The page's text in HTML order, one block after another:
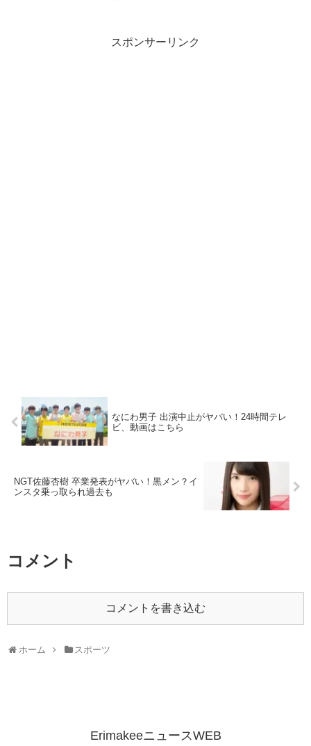
スポンサーリンク
なにわ男子 出演中止がヤバい！24時間テレ
ビ、動画はこちら
NGT佐藤杏樹 卒業発表がヤバい！黒メン？イ
ンスタ乗っ取られ過去も
コメント
コメントを書き込む
ホーム スポーツ
ErimakeeニュースWEB